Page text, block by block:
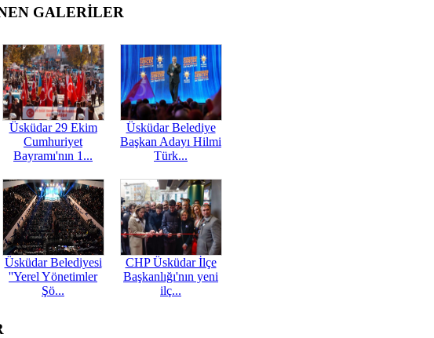
GALERİLER
Üsküdar 29 Ekim
Cumhuriyet
Bayramı'nın 1...
Üsküdar Belediye
Başkan Adayı Hilmi
Türk...
Üsküdar Belediyesi
''Yerel Yönetimler
Şö...
CHP Üsküdar İlçe
Başkanlığı'nın yeni
ilç...